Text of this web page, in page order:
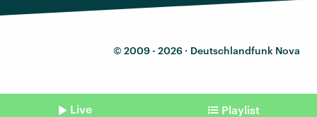
© 2009 - 2026 · Deutschlandfunk Nova
Live Playlist